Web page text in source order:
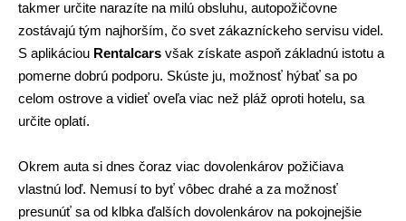
takmer určite narazíte na milú obsluhu, autopožičovne
zostávajú tým najhorším, čo svet zákazníckeho servisu videl.
S aplikáciou Rentalcars však získate aspoň základnú istotu a
pomerne dobrú podporu. Skúste ju, možnosť hýbať sa po
celom ostrove a vidieť oveľa viac než pláž oproti hotelu, sa
určite oplatí.
Okrem auta si dnes čoraz viac dovolenkárov požičiava
vlastnú loď. Nemusí to byť vôbec drahé a za možnosť
presunúť sa od klbka ďalších dovolenkárov na pokojnejšie